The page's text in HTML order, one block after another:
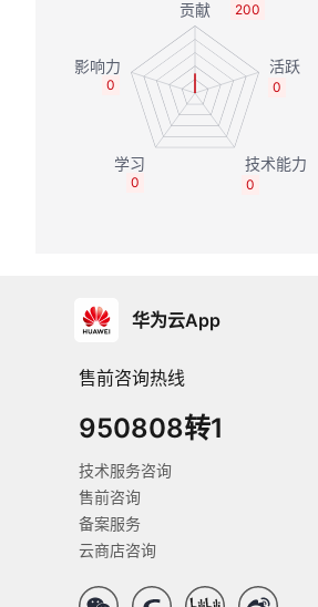
200
0
0
0
0
华为云App
售前咨询热线
950808转1
技术服务咨询
售前咨询
备案服务
云商店咨询